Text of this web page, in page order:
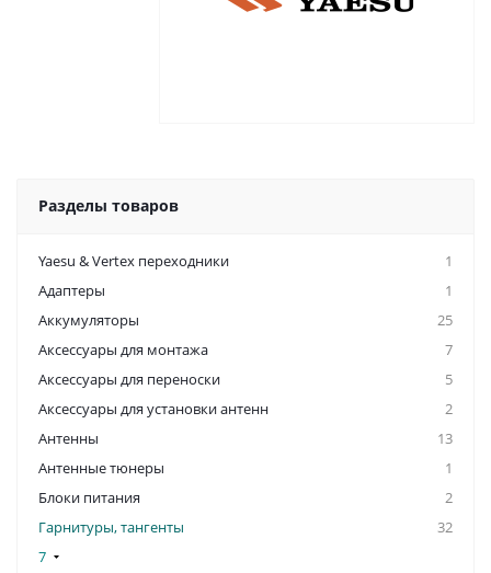
Разделы товаров
Yaesu & Vertex переходники
1
Адаптеры
1
Аккумуляторы
25
Аксессуары для монтажа
7
Аксессуары для переноски
5
Аксессуары для установки антенн
2
Антенны
13
Антенные тюнеры
1
Блоки питания
2
Гарнитуры, тангенты
32
7